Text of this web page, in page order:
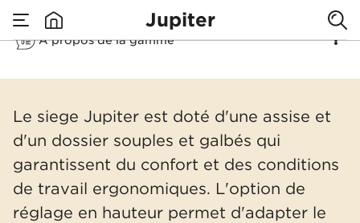
Jupiter
À propos de la gamme
Jupiter
Le siege Jupiter est doté d'une assise et
d'un dossier souples et galbés qui
garantissent du confort et des conditions
de travail ergonomiques. L'option de
réglage en hauteur permet d'adapter le